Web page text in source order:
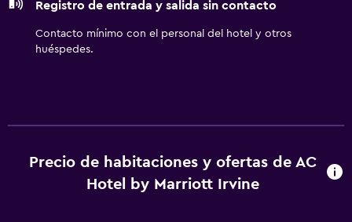
Registro de entrada y salida sin contacto
Contacto mínimo con el personal del hotel y otros
huéspedes.
Precio de habitaciones y ofertas de AC
Hotel by Marriott Irvine